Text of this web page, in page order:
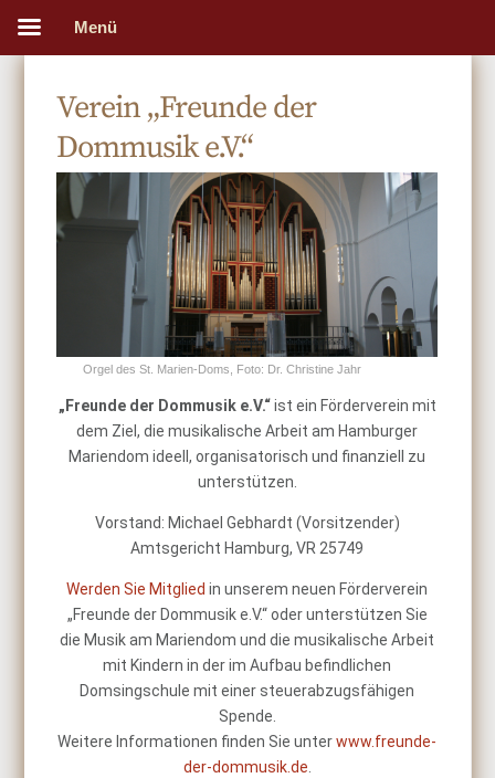
Verein „Freunde der
Dommusik e.V.“
Orgel des St. Marien-Doms, Foto: Dr. Christine Jahr
„Freunde der Dommusik e.V.“ist ein Förderverein mit
dem Ziel, die musikalische Arbeit am Hamburger
Mariendom ideell, organisatorisch und finanziell zu
unterstützen.
Vorstand: Michael Gebhardt (Vorsitzender)
Amtsgericht Hamburg, VR 25749
Werden Sie Mitglied in unserem neuen Förderverein
„Freunde der Dommusik e.V.“ oder unterstützen Sie
die Musik am Mariendom und die musikalische Arbeit
mit Kindern in der im Aufbau befindlichen
Domsingschule mit einer steuerabzugsfähigen
Spende.
Weitere Informationen finden Sie unterwww.freunde-
der-dommusik.de
Menü